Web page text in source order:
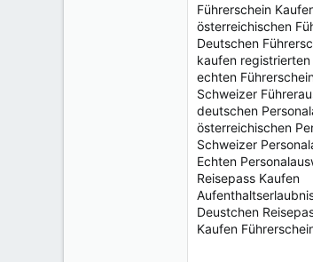
Führerschein
österreichischen
Deutschen
kaufen
echten
Schweizer
deutschen
österreichischen
Schweizer
Echten
Reisepass Kaufen
Deustchen
Kaufen